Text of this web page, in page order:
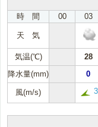
時 間
00 03
天 気
気温(℃) 28
降水量(mm)
0
風(m/s) 3